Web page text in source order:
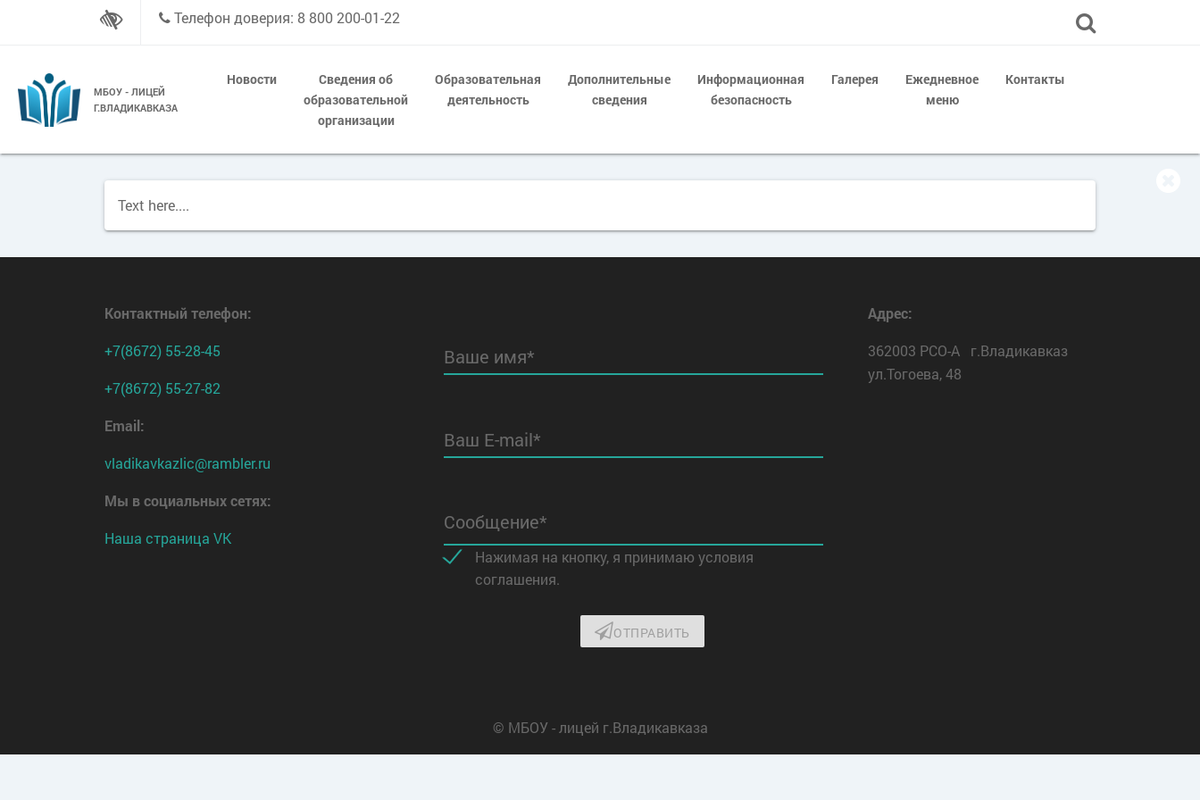
Телефон доверия: 8 800 200-01-22
МБОУ - ЛИЦЕЙ
Г.ВЛАДИКАВКАЗА
Новости
Сведения об
образовательной
организации
Образовательная
деятельность
Дополнительные
сведения
Информационная
безопасность
Галерея
Ежедневное
меню
Контакты
Text here....
Контактный телефон:
+7(8672) 55-28-45
+7(8672) 55-27-82
Email:
vladikavkazlic@rambler.ru
Мы в социальных сетях:
Наша страница VK
Ваше имя*
Ваш E-mail*
Сообщение*
Нажимая на кнопку, я принимаю условия
соглашения.
ОТПРАВИТЬ
Адрес:
362003 РСО-А г.Владикавказ
ул.Тогоева, 48
© МБОУ - лицей г.Владикавказа